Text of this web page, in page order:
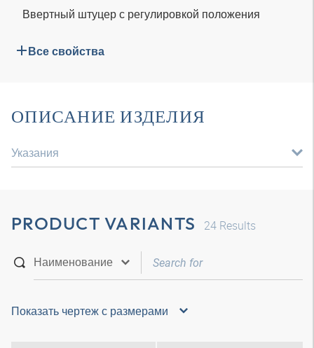
Ввертный штуцер с регулировкой положения
Все свойства
ОПИСАНИЕ ИЗДЕЛИЯ
Указания
PRODUCT VARIANTS 24 Results
Показать чертеж с размерами